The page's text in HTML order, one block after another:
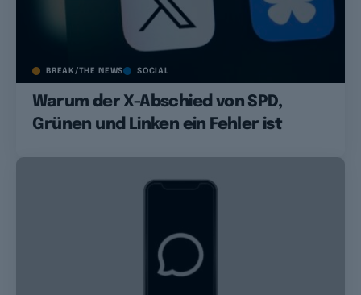
BREAK/THE NEWS SOCIAL
Warum der X-Abschied von SPD,
Grünen und Linken ein Fehler ist